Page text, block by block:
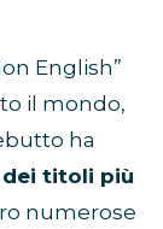
English”
il mondo,
ha
titoli più
numerose